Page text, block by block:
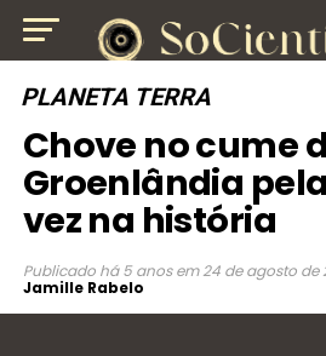
PLANETA TERRA
Chove no cume
Groenlândia
vez na história
Publicado há 5 anos em 24 de agosto de
Jamille Rabelo